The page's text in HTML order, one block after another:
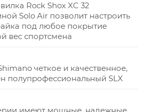
Rock Shox XC 32
Solo Air позволит настроить
под любое покрытие
вес спортсмена
четкое и качественное,
полупрофессиональный SLX